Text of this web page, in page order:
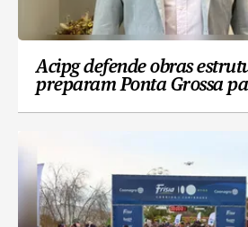
Acipg defende obras
preparam Ponta Grossa